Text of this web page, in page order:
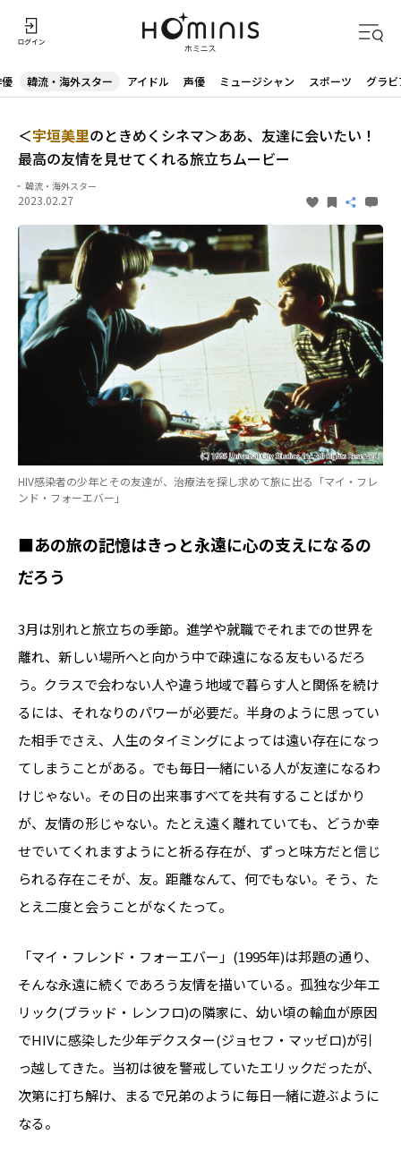
韓流・海外スター アイドル 声優 ミュージシャン スポーツ グラビ
＜宇垣美里のときめくシネマ＞ああ、友達に会いたい！
最高の友情を見せてくれる旅立ちムービー
韓流・海外スター
2023.02.27
HIV感染者の少年とその友達が、治療法を探し求めて旅に出る「マイ・フレ
ンド・フォーエバー」
■あの旅の記憶はきっと永遠に心の支えになるの
だろう
3月は別れと旅立ちの季節。進学や就職でそれまでの世界を
離れ、新しい場所へと向かう中で疎遠になる友もいるだろ
う。クラスで会わない人や違う地域で暮らす人と関係を続け
るには、それなりのパワーが必要だ。半身のように思ってい
た相手でさえ、人生のタイミングによっては遠い存在になっ
てしまうことがある。でも毎日一緒にいる人が友達になるわ
けじゃない。その日の出来事すべてを共有することばかり
が、友情の形じゃない。たとえ遠く離れていても、どうか幸
せでいてくれますようにと祈る存在が、ずっと味方だと信じ
られる存在こそが、友。距離なんて、何でもない。そう、た
とえ二度と会うことがなくたって。
「マイ・フレンド・フォーエバー」(1995年)は邦題の通り、
そんな永遠に続くであろう友情を描いている。孤独な少年エ
リック(ブラッド・レンフロ)の隣家に、幼い頃の輸血が原因
でHIVに感染した少年デクスター(ジョセフ・マッゼロ)が引
っ越してきた。当初は彼を警戒していたエリックだったが、
次第に打ち解け、まるで兄弟のように毎日一緒に遊ぶように
なる。